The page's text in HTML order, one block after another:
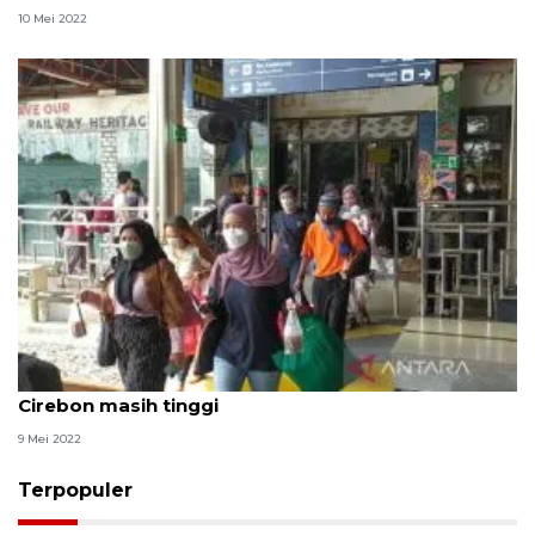
10 Mei 2022
Penumpang arus balik kereta api arah Jakarta di
Cirebon masih tinggi
9 Mei 2022
Terpopuler